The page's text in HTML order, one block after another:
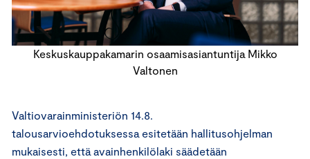
Keskuskauppakamarin osaamisasiantuntija Mikko
Valtonen
Valtiovarainministeriön 14.8.
talousarvioehdotuksessa esitetään hallitusohjelman
mukaisesti, että avainhenkilölaki säädetään